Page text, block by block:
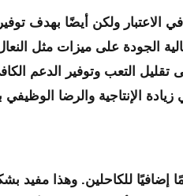
ولكن أيضًا بهدف
الجودة على ميزات مثل
التعب وتوفير الدعم
الإنتاجية والرضا
إضافيًا للكاحلين. وهذا